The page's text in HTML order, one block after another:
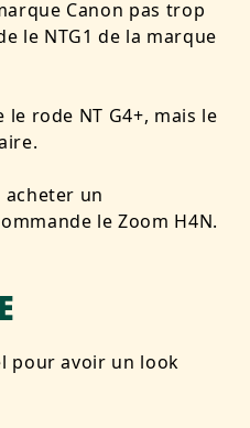
Canon pas trop
le NTG1 de la marque
le rode NT G4+, mais le
un
le Zoom H4N.
pour avoir un look